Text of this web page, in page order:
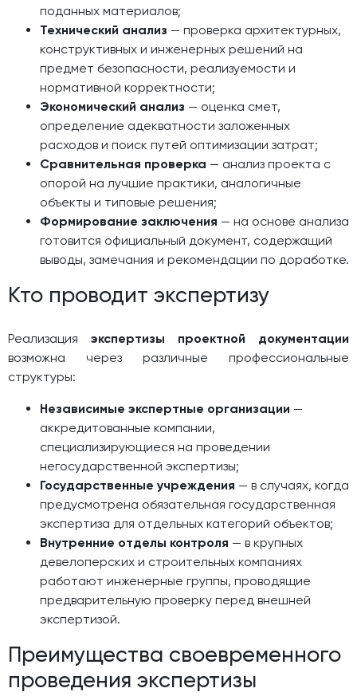
поданных материалов;
Технический анализ — проверка архитектурных,
конструктивных и инженерных решений на
предмет безопасности, реализуемости и
нормативной корректности;
Экономический анализ — оценка смет,
определение адекватности заложенных
расходов и поиск путей оптимизации затрат;
Сравнительная проверка — анализ проекта с
опорой на лучшие практики, аналогичные
объекты и типовые решения;
Формирование заключения — на основе анализа
готовится официальный документ, содержащий
выводы, замечания и рекомендации по доработке.
Кто проводит экспертизу
Реализация экспертизы проектной документации
возможна через различные профессиональные
структуры:
Независимые экспертные организации —
аккредитованные компании,
специализирующиеся на проведении
негосударственной экспертизы;
Государственные учреждения — в случаях, когда
предусмотрена обязательная государственная
экспертиза для отдельных категорий объектов;
Внутренние отделы контроля — в крупных
девелоперских и строительных компаниях
работают инженерные группы, проводящие
предварительную проверку перед внешней
экспертизой.
Преимущества своевременного
проведения экспертизы